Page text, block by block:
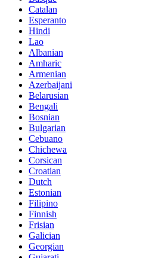
Catalan
Esperanto
Hindi
Lao
Albanian
Amharic
Armenian
Azerbaijani
Belarusian
Bengali
Bosnian
Bulgarian
Cebuano
Chichewa
Corsican
Croatian
Dutch
Estonian
Filipino
Finnish
Frisian
Galician
Georgian